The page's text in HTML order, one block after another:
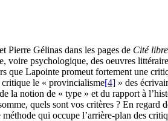
Pierre Gélinas dans les pages de Cité libre
voire psychologique, des oeuvres
que Lapointe promeut fortement une
critique le « provincialisme[4] » des
la notion de « type » et du rapport à
quels sont vos critères ? En regard
méthode qui occupe l’arrière-plan des